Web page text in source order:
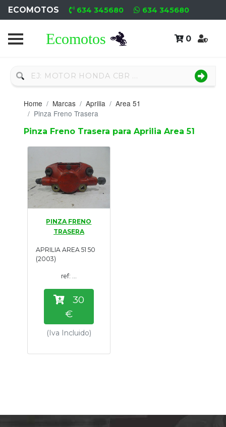
ECOMOTOS 634 345680 634 345680
0
Home
Nuevo
Neumáticos
Campa
Motores
Nuevos
Motores
Usados
Formulario
Empresa
Contacto
Home Marcas Aprilia
Area 51
Pinza Freno Trasera
Pinza Freno Trasera para Aprilia Area 51
PINZA FRENO
TRASERA
APRILIA AREA 51 50
(2003)
ref: ...
30
€
(Iva Incluido)